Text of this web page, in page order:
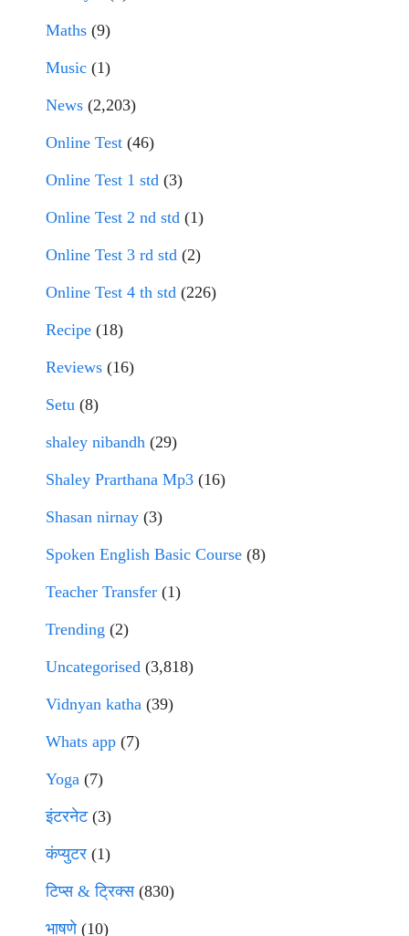
Maths (9)
Music (1)
News (2,203)
Online Test (46)
Online Test 1 std (3)
Online Test 2 nd std (1)
Online Test 3 rd std (2)
Online Test 4 th std (226)
Recipe (18)
Reviews (16)
Setu (8)
shaley nibandh (29)
Shaley Prarthana Mp3 (16)
Shasan nirnay (3)
Spoken English Basic Course (8)
Teacher Transfer (1)
Trending (2)
Uncategorised (3,818)
Vidnyan katha (39)
Whats app (7)
Yoga (7)
इंटरनेट(3)
कंप्युटर (1)
टिप्स & ट्रिक्स(830)
भाषणे(10)